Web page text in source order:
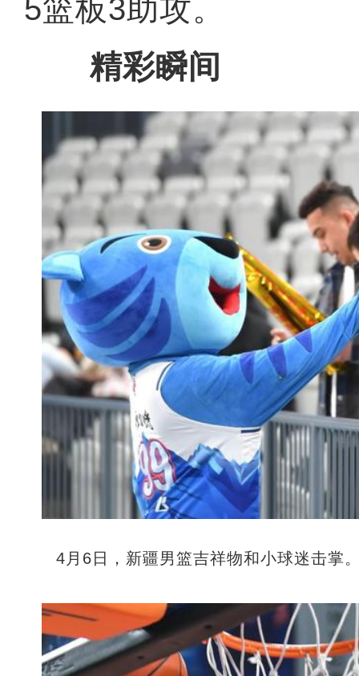
5篮板3助攻。
精彩瞬间
4月6日，新疆男篮吉祥物和小球迷击掌